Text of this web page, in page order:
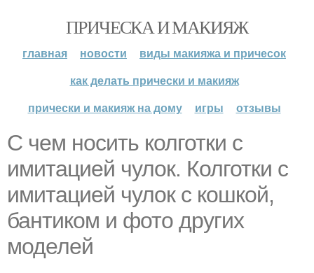
ПРИЧЕСКА И МАКИЯЖ
главная новости
виды макияжа и причесок
как делать прически и макияж
прически и макияж на дому
игры отзывы
С чем носить колготки с
имитацией чулок. Колготки с
имитацией чулок с кошкой,
бантиком и фото других
моделей